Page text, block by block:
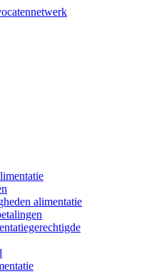
alimentatie